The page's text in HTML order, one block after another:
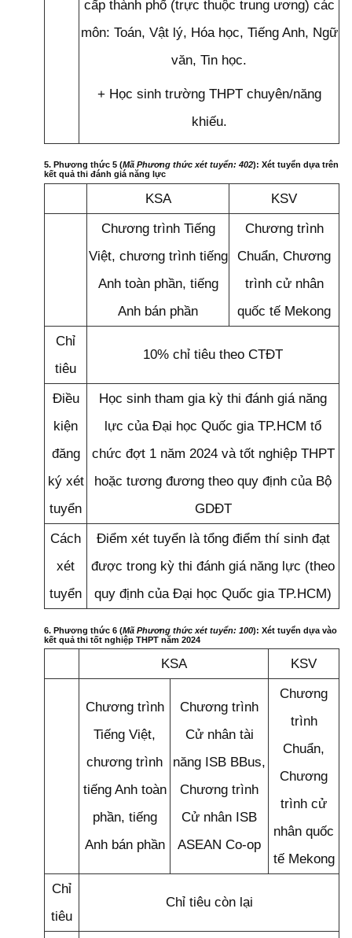
cấp thành phố (trực thuộc trung ương) các
môn: Toán, Vật lý, Hóa học, Tiếng Anh, Ngữ
văn, Tin học.
+ Học sinh trường THPT chuyên/năng
khiếu.
5. Phương thức 5 (Mã Phương thức xét tuyển: 402): Xét tuyển dựa trên
kết quả thi đánh giá năng lực
KSA
KSV
Chương trình Tiếng
Việt, chương trình tiếng
Anh toàn phần, tiếng
Anh bán phần
Chương trình
Chuẩn, Chương
trình cử nhân
quốc tế Mekong
Chỉ
tiêu
10% chỉ tiêu theo CTĐT
Điều
kiện
đăng
ký xét
tuyển
Học sinh tham gia kỳ thi đánh giá năng
lực của Đại học Quốc gia TP.HCM tổ
chức đợt 1 năm 2024 và tốt nghiệp THPT
hoặc tương đương theo quy định của Bộ
GDĐT
Cách
xét
tuyển
Điểm xét tuyển là tổng điểm thí sinh đạt
được trong kỳ thi đánh giá năng lực (theo
quy định của Đại học Quốc gia TP.HCM)
6. Phương thức 6 (Mã Phương thức xét tuyển: 100): Xét tuyển dựa vào
kết quả thi tốt nghiệp THPT năm 2024
KSA KSV
Chương trình
Tiếng Việt,
chương trình
tiếng Anh toàn
phần, tiếng
Anh bán phần
Chương trình
Cử nhân tài
năng ISB BBus,
Chương trình
Cử nhân ISB
ASEAN Co-op
Chương
trình
Chuẩn,
Chương
trình cử
nhân quốc
tế Mekong
Chỉ
tiêu
Chỉ tiêu còn lại